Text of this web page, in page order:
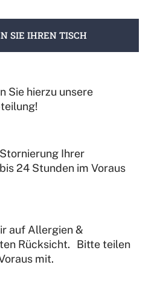
SIE IHREN TISCH
N
H
R
S
C
Sie hierzu unsere
Ihrer
24 Stunden im Voraus
auf Allergien &
Rücksicht. Bitte teilen
mit.